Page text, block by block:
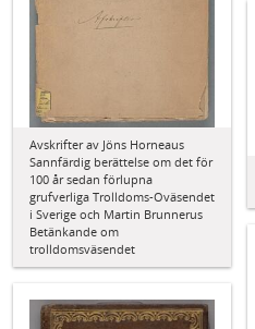
Avskrifter av Jöns Horneaus
Sannfärdig berättelse om det för
100 år sedan förlupna
grufverliga Trolldoms-Oväsendet
i Sverige och Martin Brunnerus
Betänkande om
trolldomsväsendet